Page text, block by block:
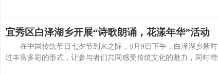
宜秀区白泽湖乡开展“诗歌朗诵，花漾年华”活动
在中国传统节日七夕节到来之际，8月9日下午，白泽湖乡新
过丰富多彩的形式，让参与者们共同感受传统文化的魅力，同时